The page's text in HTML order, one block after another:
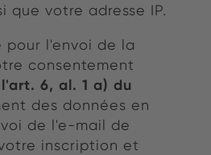
que votre adresse IP.
pour l'envoi de la
consentement
l'art. 6, al. 1 a) du
des données en
de l'e-mail de
inscription et